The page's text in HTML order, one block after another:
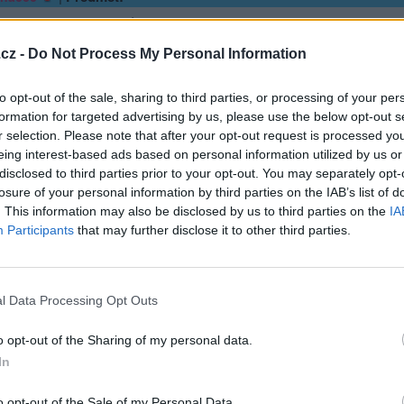
- Do Not Process My Personal Information
opt-out of the sale, sharing to third parties, or processing of your
for targeted advertising by us, please use the below opt-out
selection. Please note that after your opt-out request is processed
interest-based ads based on personal information utilized by us
to third parties prior to your opt-out. You may separately
of your personal information by third parties on the IAB’s list of
This information may also be disclosed by us to third parties on the
Participants that may further disclose it to other third parties.
Data Processing Opt Outs
opt-out of the Sharing of my personal data.
štěstí, to je taková šňůrka, na kterou navlékáme malé korálky,
tím je to jejich štěstí větší.“ – Jan Werich
se a odpovědět
|Předmět:RE:
i když nějaký ten korálek poztrácíš, ještě jich máš spoustu i zas
se a odpovědět
|Předmět:
se a odpovědět